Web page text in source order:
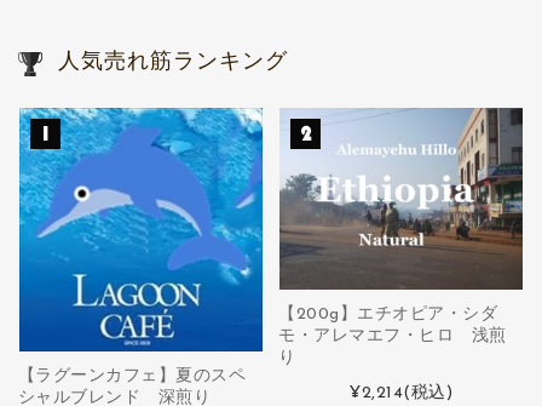
人気売れ筋ランキング
【ラグーンカフェ】夏のスペ
シャルブレンド 深煎り
【200g】エチオピア・シダ
モ・アレマエフ・ヒロ 浅煎
り
¥2,214(税込)